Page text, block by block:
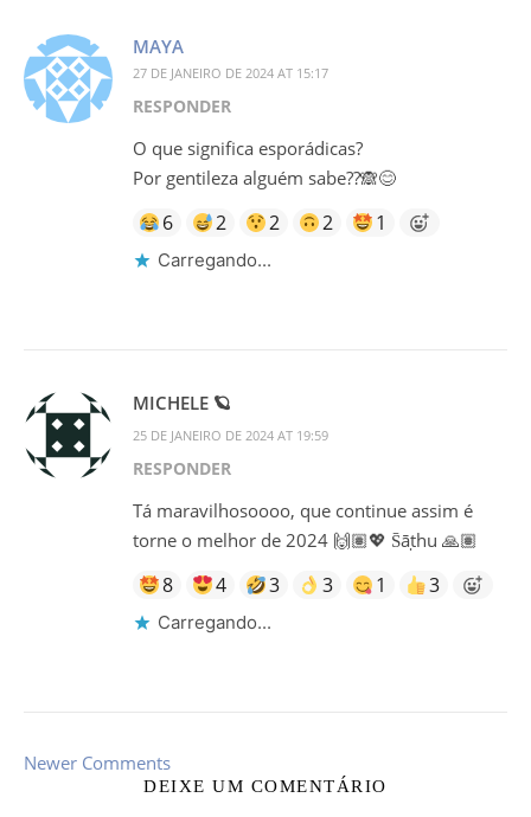
MAYA
27 DE JANEIRO DE 2024 AT 15:17
RESPONDER
O que significa esporádicas?
Por gentileza alguém sabe??🙈😊
6 2 2 2 1
Carregando...
MICHELE 🪐
25 DE JANEIRO DE 2024 AT 19:59
RESPONDER
Tá maravilhosoooo, que continue assim é
torne o melhor de 2024 🙌🏽💖 S̄āṭhu 🙏🏽
8 4 3 3 1 3
Carregando...
Newer Comments
DEIXE UM COMENTÁRIO